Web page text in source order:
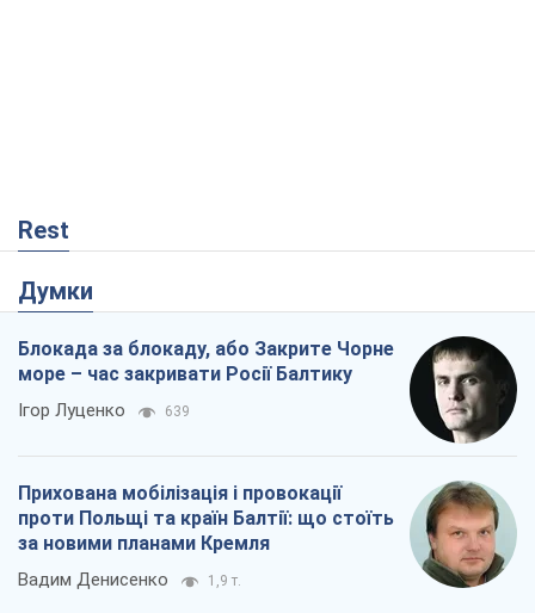
Rest
Думки
Блокада за блокаду, або Закрите Чорне
море – час закривати Росії Балтику
Ігор Луценко 639
Прихована мобілізація і провокації
проти Польщі та країн Балтії: що стоїть
за новими планами Кремля
Вадим Денисенко 1,9 т.